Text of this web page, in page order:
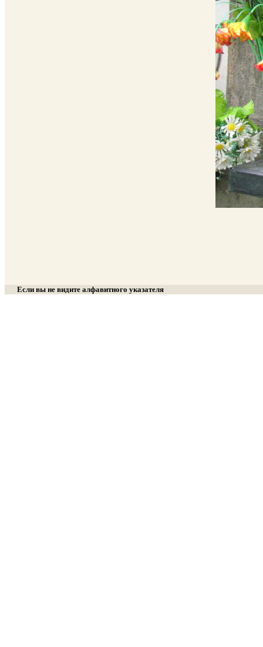
Если вы не видите алфавитного указателя